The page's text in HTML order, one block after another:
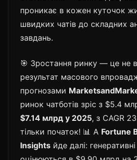
проникає в кожен куточок
швидких чатів до складних
завдань.
🎯 Зростання ринку — це не
результат масового
прогнозами
ринок чатботів зріс з $5.4
$7.14 млрд у 2025, з CAGR
тільки початок! 📊 А Fortune
Insights йде далі: генеративні